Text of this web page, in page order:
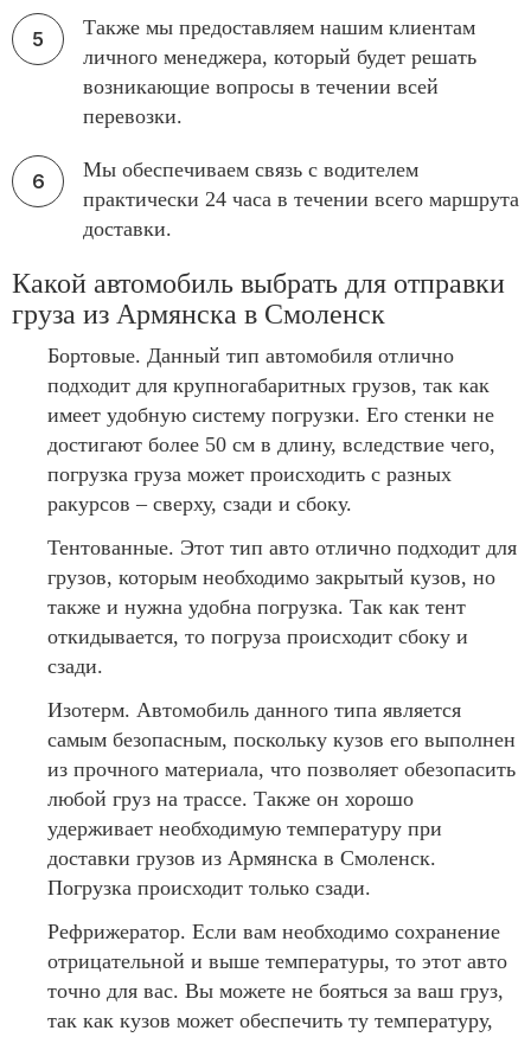
Также мы предоставляем нашим клиентам
личного менеджера, который будет решать
возникающие вопросы в течении всей
перевозки.
Мы обеспечиваем связь с водителем
практически 24 часа в течении всего маршрута
доставки.
Какой автомобиль выбрать для отправки
груза из Армянска в Смоленск
Бортовые. Данный тип автомобиля отлично
подходит для крупногабаритных грузов, так как
имеет удобную систему погрузки. Его стенки не
достигают более 50 см в длину, вследствие чего,
погрузка груза может происходить с разных
ракурсов – сверху, сзади и сбоку.
Тентованные. Этот тип авто отлично подходит для
грузов, которым необходимо закрытый кузов, но
также и нужна удобна погрузка. Так как тент
откидывается, то погруза происходит сбоку и
сзади.
Изотерм. Автомобиль данного типа является
самым безопасным, поскольку кузов его выполнен
из прочного материала, что позволяет обезопасить
любой груз на трассе. Также он хорошо
удерживает необходимую температуру при
доставки грузов из Армянска в Смоленск.
Погрузка происходит только сзади.
Рефрижератор. Если вам необходимо сохранение
отрицательной и выше температуры, то этот авто
точно для вас. Вы можете не бояться за ваш груз,
так как кузов может обеспечить ту температуру,